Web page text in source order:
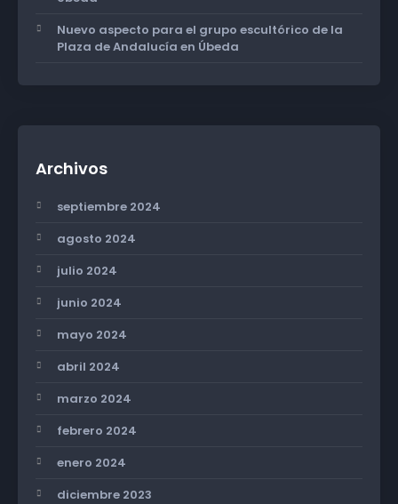
Nuevo aspecto para el grupo escultórico de la
Plaza de Andalucía en Úbeda
Archivos
septiembre 2024
agosto 2024
julio 2024
junio 2024
mayo 2024
abril 2024
marzo 2024
febrero 2024
enero 2024
diciembre 2023